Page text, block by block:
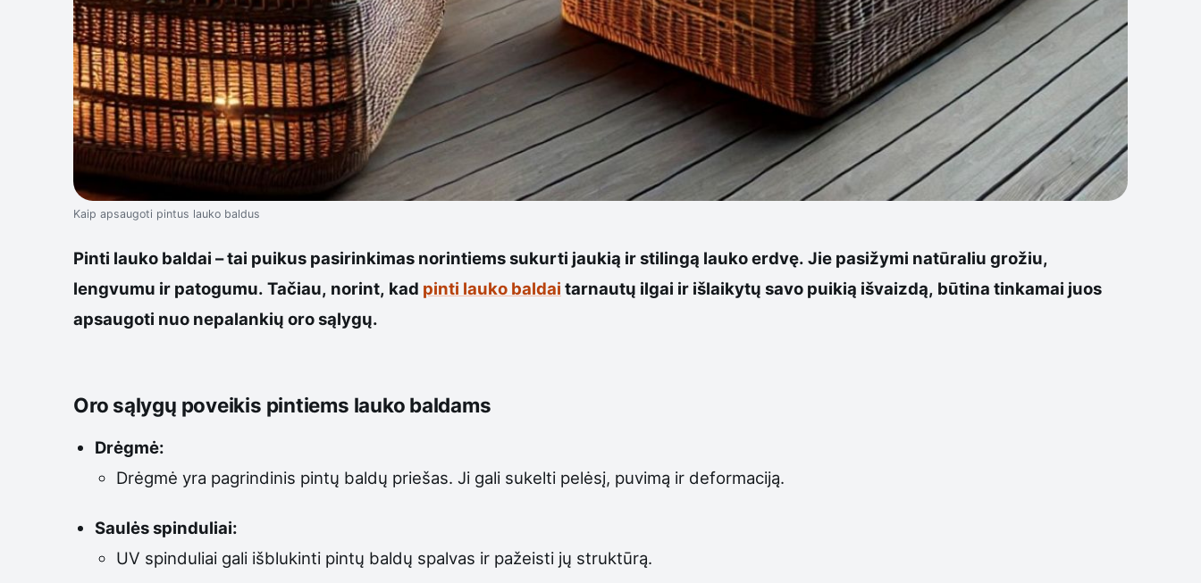
Kaip apsaugoti pintus lauko baldus
Pinti lauko baldai – tai puikus pasirinkimas norintiems sukurti jaukią ir stilingą lauko erdvę. Jie pasižymi natūraliu grožiu,
lengvumu ir patogumu. Tačiau, norint, kad pinti lauko baldai tarnautų ilgai ir išlaikytų savo puikią išvaizdą, būtina tinkamai juos
apsaugoti nuo nepalankių oro sąlygų.
Oro sąlygų poveikis pintiems lauko baldams
Drėgmė:
Drėgmė yra pagrindinis pintų baldų priešas. Ji gali sukelti pelėsį, puvimą ir deformaciją.
Saulės spinduliai:
UV spinduliai gali išblukinti pintų baldų spalvas ir pažeisti jų struktūrą.